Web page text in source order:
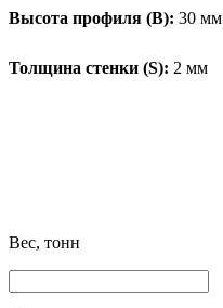
Высота профиля (B): 30 мм
Толщина стенки (S): 2 мм
Вес, тонн